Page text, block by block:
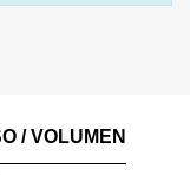
/ VOLUMEN